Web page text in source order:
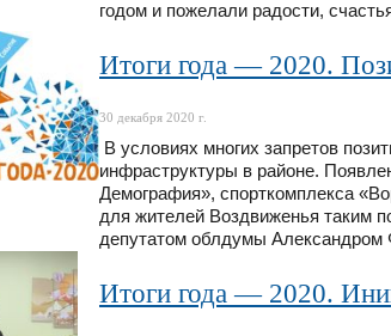
годом и пожелали радости,
Итоги года — 2020.
30 декабря 2020 г.
В условиях многих запретов
инфраструктуры в районе.
Демография», спорткомплекса
для жителей Воздвиженья таким
депутатом облдумы
Итоги года — 2020.